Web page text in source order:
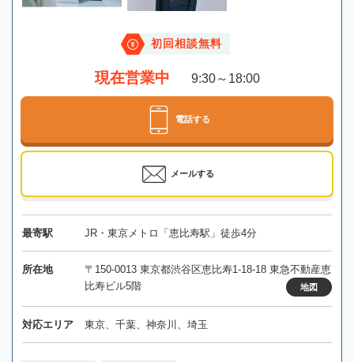
初回相談無料
現在営業中 9:30～18:00
電話する
メールする
最寄駅 JR・東京メトロ「恵比寿駅」徒歩4分
所在地
〒150-0013 東京都渋谷区恵比寿1-18-18 東急不動産恵
比寿ビル5階
地図
対応エリア 東京、千葉、神奈川、埼玉